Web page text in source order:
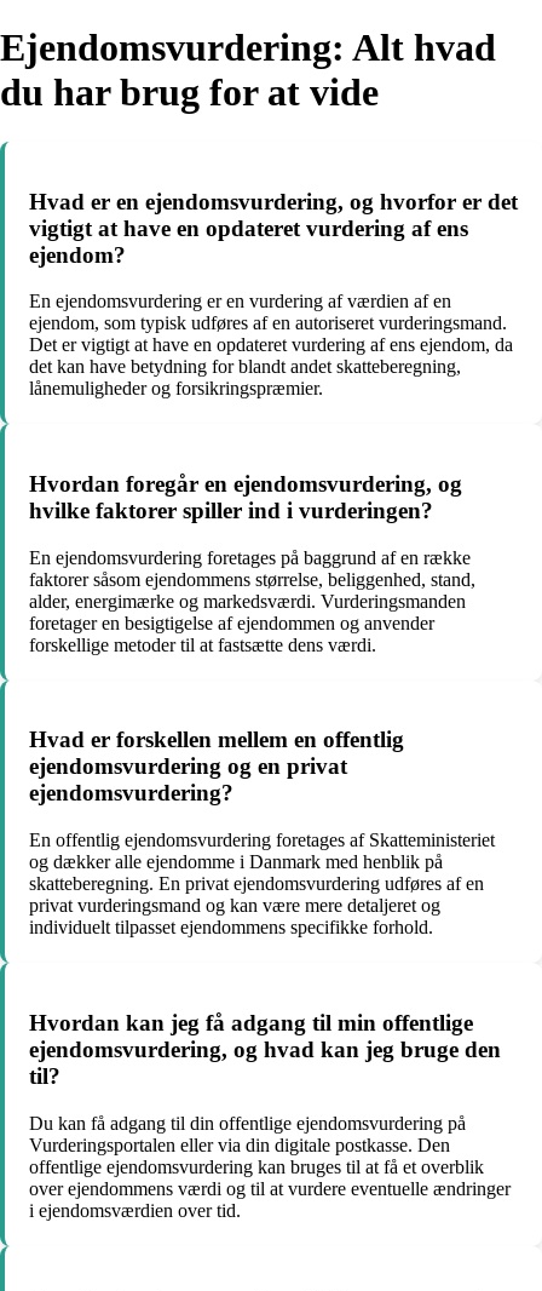
Ejendomsvurdering: Alt hvad
du har brug for at vide
Hvad er en ejendomsvurdering, og hvorfor er det
vigtigt at have en opdateret vurdering af ens
ejendom?
En ejendomsvurdering er en vurdering af værdien af en
ejendom, som typisk udføres af en autoriseret vurderingsmand.
Det er vigtigt at have en opdateret vurdering af ens ejendom, da
det kan have betydning for blandt andet skatteberegning,
lånemuligheder og forsikringspræmier.
Hvordan foregår en ejendomsvurdering, og
hvilke faktorer spiller ind i vurderingen?
En ejendomsvurdering foretages på baggrund af en række
faktorer såsom ejendommens størrelse, beliggenhed, stand,
alder, energimærke og markedsværdi. Vurderingsmanden
foretager en besigtigelse af ejendommen og anvender
forskellige metoder til at fastsætte dens værdi.
Hvad er forskellen mellem en offentlig
ejendomsvurdering og en privat
ejendomsvurdering?
En offentlig ejendomsvurdering foretages af Skatteministeriet
og dækker alle ejendomme i Danmark med henblik på
skatteberegning. En privat ejendomsvurdering udføres af en
privat vurderingsmand og kan være mere detaljeret og
individuelt tilpasset ejendommens specifikke forhold.
Hvordan kan jeg få adgang til min offentlige
ejendomsvurdering, og hvad kan jeg bruge den
til?
Du kan få adgang til din offentlige ejendomsvurdering på
Vurderingsportalen eller via din digitale postkasse. Den
offentlige ejendomsvurdering kan bruges til at få et overblik
over ejendommens værdi og til at vurdere eventuelle ændringer
i ejendomsværdien over tid.